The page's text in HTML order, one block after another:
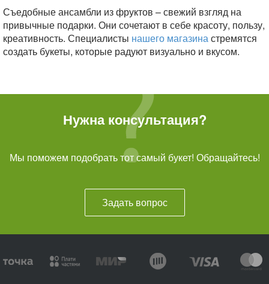
Съедобные ансамбли из фруктов – свежий взгляд на
привычные подарки. Они сочетают в себе красоту, пользу,
креативность. Специалисты нашего магазинастремятся
создать букеты, которые радуют визуально и вкусом.
Нужна консультация?
Мы поможем подобрать тот самый букет! Обращайтесь!
Задать вопрос